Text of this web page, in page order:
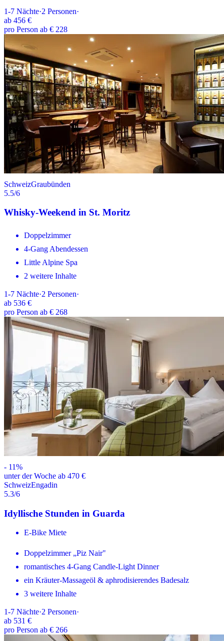
1-7 Nächte·2 Personen·
ab 456 €
pro Person ab € 228
SchweizGraubünden
5.5/6
Whisky-Weekend in St. Moritz
Doppelzimmer
4-Gang Abendessen
Little Alpine Spa
2 weitere Inhalte
1-7 Nächte·2 Personen·
ab 536 €
pro Person ab € 268
- 11%
unter der Woche ab 470 €
SchweizEngadin
5.3/6
Idyllische Stunden in Guarda
E-Bike Miete
Doppelzimmer „Piz Nair"
romantisches 4-Gang Candle-Light Dinner
ein Kräuter-Massageöl & aphrodisierendes Badesalz
3 weitere Inhalte
1-7 Nächte·2 Personen·
ab 531 €
pro Person ab € 266